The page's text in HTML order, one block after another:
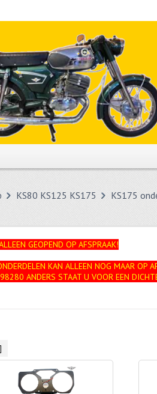
KS80 KS125 KS175 KS175
GEOPEND OP AFSPRAAK!
KAN ALLEEN NOG MAAR OP
ANDERS STAAT U VOOR EEN